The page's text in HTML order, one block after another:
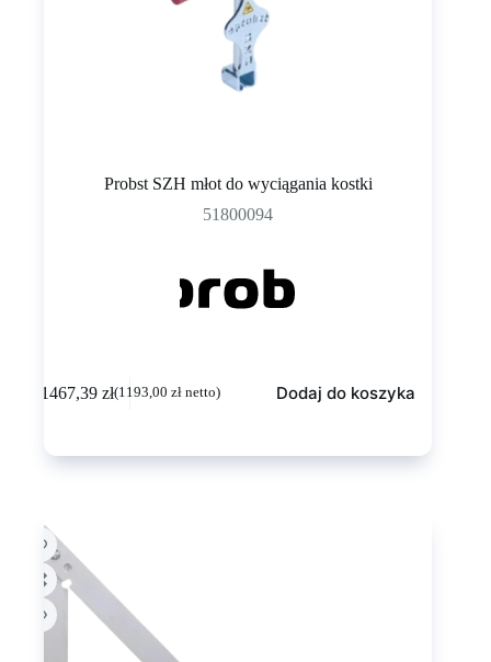
Probst SZH młot do wyciągania kostki
51800094
1467,39 zł(1193,00 złnetto) Dodaj do koszyka